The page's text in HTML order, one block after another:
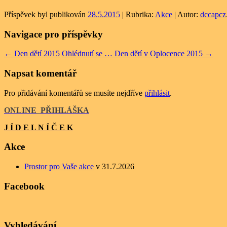
Příspěvek byl publikován 28.5.2015 | Rubrika: Akce | Autor: dccapcz
Navigace pro příspěvky
← Den dětí 2015 Ohlédnutí se … Den dětí v Oplocence 2015 →
Napsat komentář
Pro přidávání komentářů se musíte nejdříve přihlásit.
ONLINE PŘIHLÁŠKA
J Í D E L N Í Č E K
Akce
Prostor pro Vaše akce v 31.7.2026
Facebook